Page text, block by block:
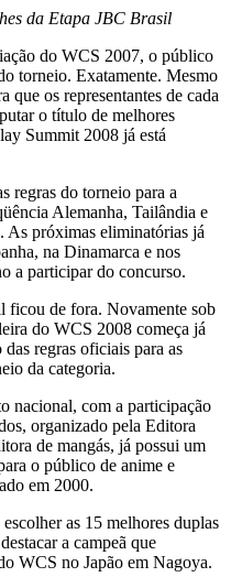
da Etapa JBC Brasil
do WCS 2007, o público
torneio. Exatamente. Mesmo
que os representantes de cada
o título de melhores
Summit 2008 já está
regras do torneio para a
Alemanha, Tailândia e
As próximas eliminatórias já
na Dinamarca e nos
a participar do concurso.
ficou de fora. Novamente sob
do WCS 2008 começa já
regras oficiais para as
da categoria.
nacional, com a participação
organizado pela Editora
de mangás, já possui um
o público de anime e
em 2000.
as 15 melhores duplas
a campeã que
WCS no Japão em Nagoya.